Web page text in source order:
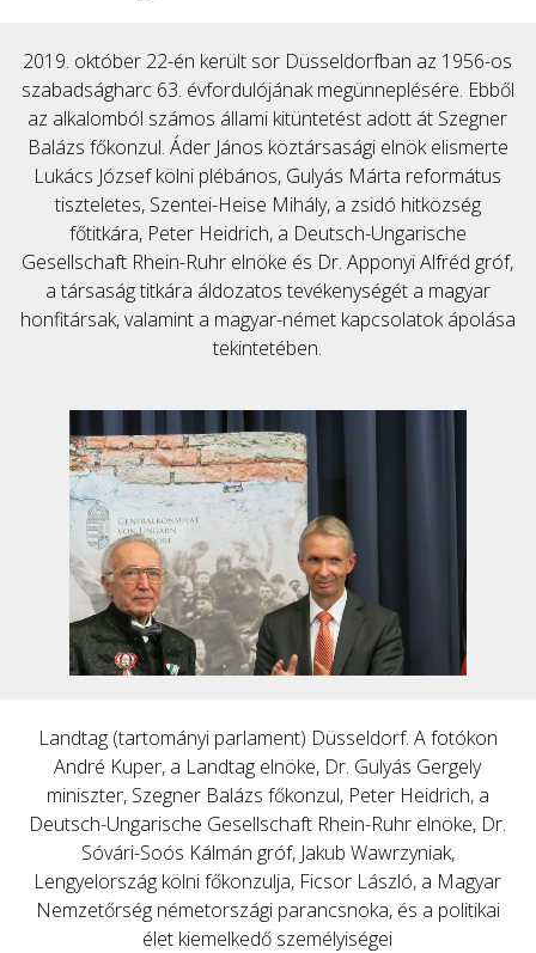
2019. október 22-én került sor Düsseldorfban az 1956-os
szabadságharc 63. évfordulójának megünneplésére. Ebből
az alkalomból számos állami kitüntetést adott át Szegner
Balázs főkonzul. Áder János köztársasági elnök elismerte
Lukács József kölni plébános, Gulyás Márta református
tiszteletes, Szentei-Heise Mihály, a zsidó hitközség
főtitkára, Peter Heidrich, a Deutsch-Ungarische
Gesellschaft Rhein-Ruhr elnöke és Dr. Apponyi Alfréd gróf,
a társaság titkára áldozatos tevékenységét a magyar
honfitársak, valamint a magyar-német kapcsolatok ápolása
tekintetében.
Landtag (tartományi parlament) Düsseldorf. A fotókon
André Kuper, a Landtag elnöke, Dr. Gulyás Gergely
miniszter, Szegner Balázs főkonzul, Peter Heidrich, a
Deutsch-Ungarische Gesellschaft Rhein-Ruhr elnöke, Dr.
Sóvári-Soós Kálmán gróf, Jakub Wawrzyniak,
Lengyelország kölni főkonzulja, Ficsor László, a Magyar
Nemzetőrség németországi parancsnoka, és a politikai
élet kiemelkedő személyiségei